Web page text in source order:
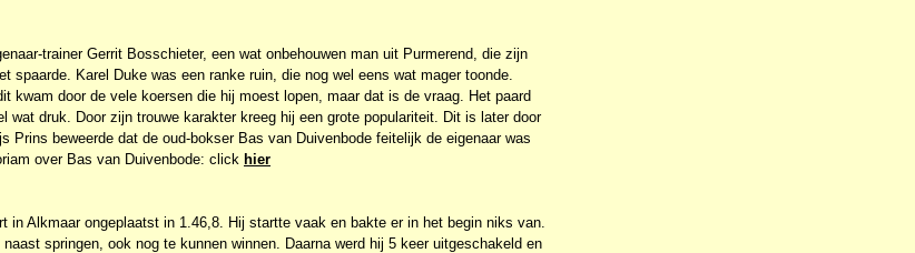
trainer Gerrit Bosschieter, een wat onbehouwen man uit Purmerend, die zijn
spaarde. Karel Duke was een ranke ruin, die nog wel eens wat mager toonde.
kwam door de vele koersen die hij moest lopen, maar dat is de vraag. Het paard
wat druk. Door zijn trouwe karakter kreeg hij een grote populariteit. Dit is later door
Prins beweerde dat de oud-bokser Bas van Duivenbode feitelijk de eigenaar was
over Bas van Duivenbode: click hier
in Alkmaar ongeplaatst in 1.46,8. Hij startte vaak en bakte er in het begin niks van.
springen, ook nog te kunnen winnen. Daarna werd hij 5 keer uitgeschakeld en